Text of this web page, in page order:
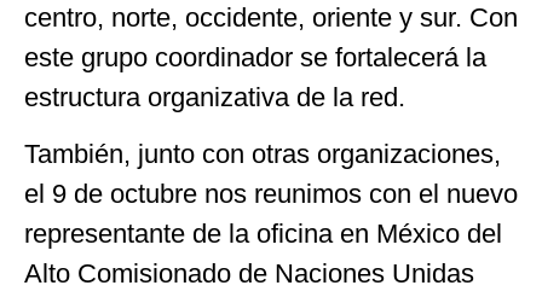
centro, norte, occidente, oriente y sur. Con
este grupo coordinador se fortalecerá la
estructura organizativa de la red.
También, junto con otras organizaciones,
el 9 de octubre nos reunimos con el nuevo
representante de la oficina en México del
Alto Comisionado de Naciones Unidas